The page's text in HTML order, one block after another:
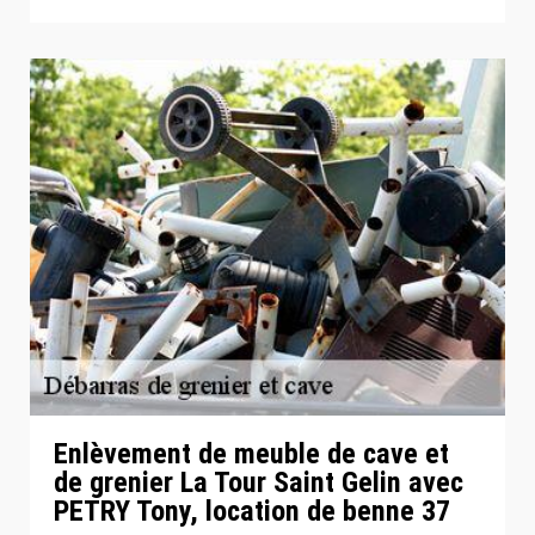
Enlèvement de meuble de cave et
de grenier La Tour Saint Gelin avec
PETRY Tony, location de benne 37